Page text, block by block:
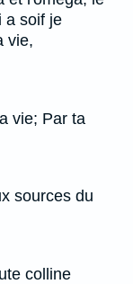
a soif je
vie,
vie; Par ta
sources du
colline